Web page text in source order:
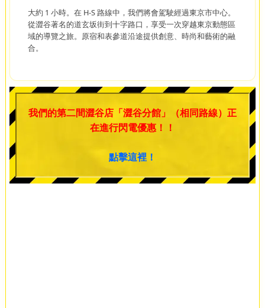
大約 1 小時。在 H-S 路線中，我們將會駕駛經過東京市中心。
從澀谷著名的道玄坂街到十字路口，享受一次穿越東京動態區
域的導覽之旅。原宿和表參道沿途提供創意、時尚和藝術的融
合。
我們的第二間澀谷店「澀谷分館」（相同路線）正
在進行閃電優惠！！
點擊這裡！